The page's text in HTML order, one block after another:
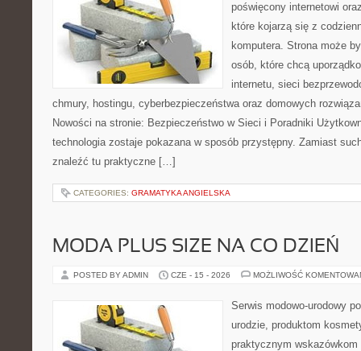
poświęcony internetowi
które kojarzą się z
komputera. Strona może
osób, które chcą
internetu, sieci
chmury, hostingu, cyberbezpieczeństwa oraz domowych
Nowości na stronie: Bezpieczeństwo w Sieci i Poradniki
technologia zostaje pokazana w sposób przystępny. Zamiast
znaleźć tu praktyczne […]
CATEGORIES: GRAMATYKA ANGIELSKA
MODA PLUS SIZE NA CO DZIEŃ
POSTED BY ADMIN CZE - 15 - 2026 MOŻLIWOŚĆ
Serwis modowo-urodowy
urodzie, produktom
praktycznym